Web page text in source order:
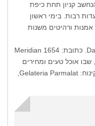
קניון תחת כיפת
רבות. בימי ראשון
אמנות ורהיטים משנות
מקום מומלץ לקפה קובני: David's Café II. כתובת: 1654 Meridian
Avenue. לארוחת צהריים: Nexxt Café, שבו אוכל טעים ומחירים